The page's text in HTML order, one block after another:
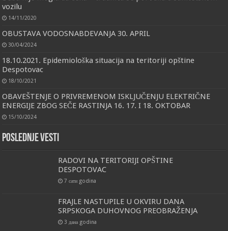
vozilu
14/11/2020
OBUSTAVA VODOSNABDEVANJA 30. APRIL
30/04/2024
18.10.2021. Epidemiološka situacija na teritoriji opštine
Despotovac
18/10/2021
OBAVEŠTENJE O PRIVREMENOM ISKLJUČENJU ELEKTRIČNE
ENERGIJE ZBOG SEČE RASTINJA 16. 17. I 18. OKTOBAR
15/10/2024
Poslednje vesti
RADOVI NA TERITORIJI OPŠTINE
DESPOTOVAC
7 сати godina
FRAJLE NASTUPILE U OKVIRU DANA
SRPSKOGA DUHOVNOG PREOBRAŽENJA
3 дана godina